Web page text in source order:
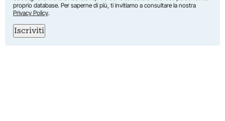
proprio database. Per saperne di più, ti invitiamo a consultare la nostra
Privacy Policy.
Iscriviti